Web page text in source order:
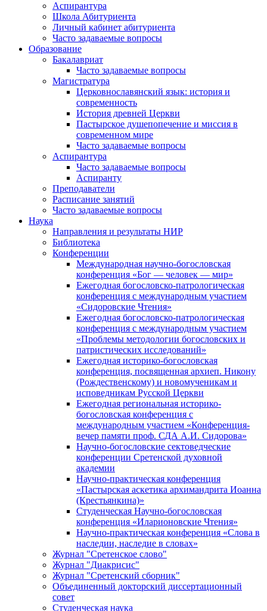
Аспирантура
Школа Абитуриента
Личный кабинет абитуриента
Часто задаваемые вопросы
Образование
Бакалавриат
Часто задаваемые вопросы
Магистратура
Церковнославянский язык: история и
современность
История древней Церкви
Пастырское душепопечение и миссия в
современном мире
Часто задаваемые вопросы
Аспирантура
Часто задаваемые вопросы
Аспиранту
Преподаватели
Расписание занятий
Часто задаваемые вопросы
Наука
Направления и результаты НИР
Библиотека
Конференции
Международная научно-богословская
конференция «Бог — человек — мир»
Ежегодная богословско-патрологическая
конференция с международным участием
«Сидоровские Чтения»
Ежегодная богословско-патрологическая
конференция с международным участием
«Проблемы методологии богословских и
патристических исследований»
Ежегодная историко-богословская
конференция, посвященная архиеп. Никону
(Рождественскому) и новомученикам и
исповедникам Русской Церкви
Ежегодная региональная историко-
богословская конференция с
международным участием «Конференция-
вечер памяти проф. СДА А.И. Сидорова»
Научно-богословские сектоведческие
конференции Сретенской духовной
академии
Научно-практическая конференция
«Пастырская аскетика архимандрита Иоанна
(Крестьянкина)»
Студенческая Научно-богословская
конференция «Иларионовские Чтения»
Научно-практическая конференция «Cлова в
наследии, наследие в словах»
Журнал "Сретенское слово"
Журнал "Диакрисис"
Журнал "Сретенский сборник"
Объединенный докторский диссертационный
совет
Студенческая наука